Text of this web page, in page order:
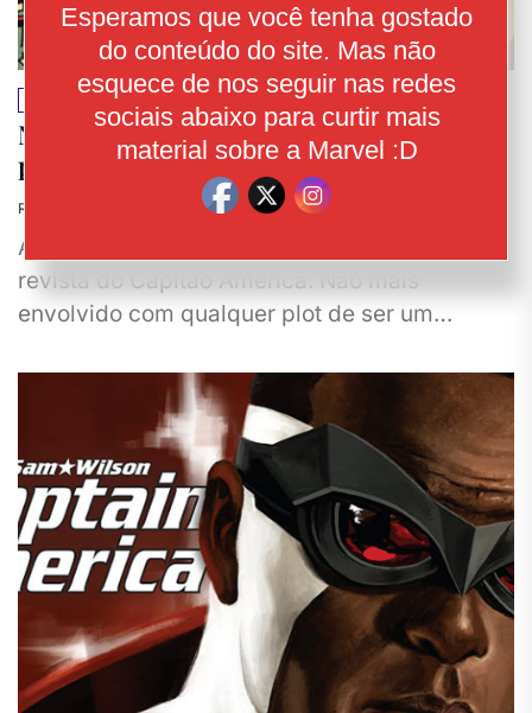
NOVIDADE
Nova revista do Capitão América ganha
preview
Redação Jamesons 26 De Outubro De 2017
A Marvel divulgou hoje o preview da nova
revista do Capitão América. Não mais
envolvido com qualquer plot de ser um
Esperamos que você tenha gostado
do conteúdo do site. Mas não
esquece de nos seguir nas redes
sociais abaixo para curtir mais
material sobre a Marvel :D